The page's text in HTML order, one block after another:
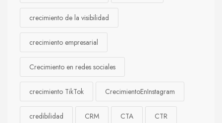
crecimiento de la visibilidad
crecimiento empresarial
Crecimiento en redes sociales
crecimiento TikTok CrecimientoEnInstagram
credibilidad CRM CTA CTR